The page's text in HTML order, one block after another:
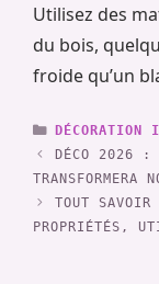
Utilisez des
du bois,
froide qu’un
CATÉGORIES
DÉCORATION
DÉCO 2026 :
TRANSFORMERA
TOUT
PROPRIÉTÉS,